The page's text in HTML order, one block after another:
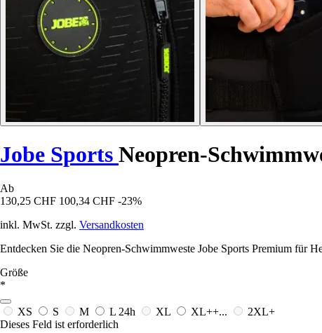
Jobe Sports Neopren-
Ab
130,25 CHF 100,34 CHF -23%
inkl. MwSt. zzgl. Versandkosten
Entdecken Sie die Neopren-Schwimmweste Jobe Sports Premium für
Größe
*
XS S M L 24h XL XL++...
2XL+
Dieses Feld ist erforderlich